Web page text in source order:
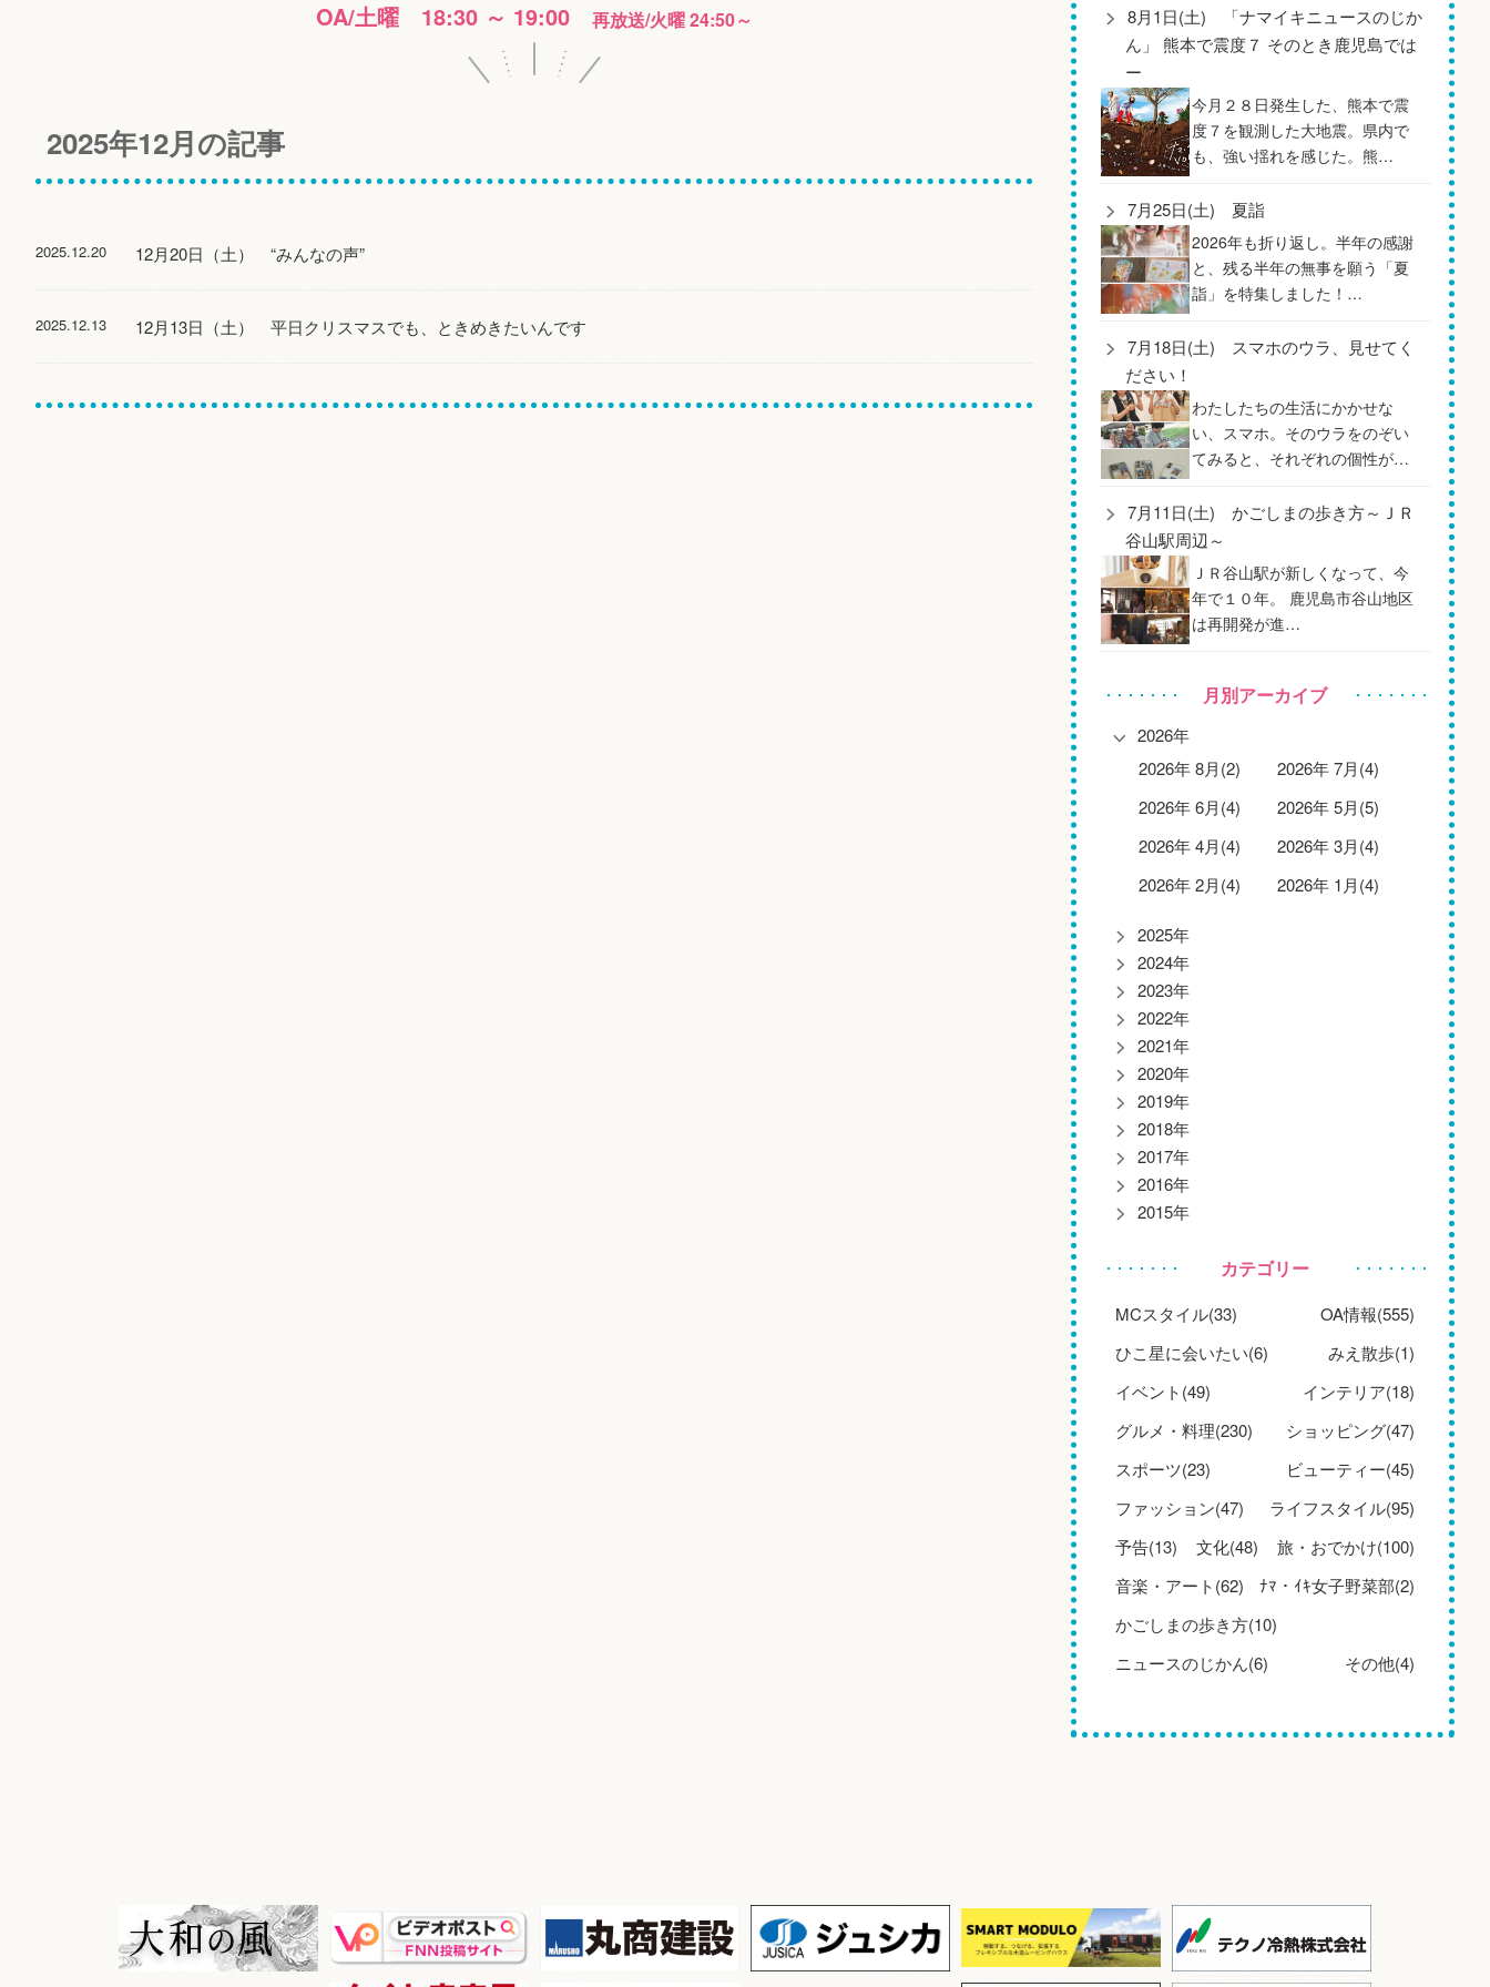
OA/土曜 18:30 ～ 19:00 再放送/火曜 24:50～
2025年12月の記事
2025.12.20 12月20日（土） “みんなの声”
2025.12.13 12月13日（土） 平日クリスマスでも、ときめきたいんです
8月1日(土) 「ナマイキニュースのじか
ん」 熊本で震度７ そのとき鹿児島では
ー
今月２８日発生した、熊本で震
度７を観測した大地震。県内で
も、強い揺れを感じた。熊…
7月25日(土) 夏詣
2026年も折り返し。半年の感謝
と、残る半年の無事を願う「夏
詣」を特集しました！…
7月18日(土) スマホのウラ、見せてく
ださい！
わたしたちの生活にかかせな
い、スマホ。そのウラをのぞい
てみると、それぞれの個性が…
7月11日(土) かごしまの歩き方～ＪＲ
谷山駅周辺～
ＪＲ谷山駅が新しくなって、今
年で１０年。 鹿児島市谷山地区
は再開発が進…
月別アーカイブ
2026年
2026年 8月(2)
2026年 7月(4)
2026年 6月(4)
2026年 5月(5)
2026年 4月(4)
2026年 3月(4)
2026年 2月(4)
2026年 1月(4)
2025年
2024年
2023年
2022年
2021年
2020年
2019年
2018年
2017年
2016年
2015年
カテゴリー
MCスタイル(33)
OA情報(555)
ひこ星に会いたい(6)
みえ散歩(1)
イベント(49)
インテリア(18)
グルメ・料理(230)
ショッピング(47)
スポーツ(23)
ビューティー(45)
ファッション(47)
ライフスタイル(95)
予告(13)
文化(48)
旅・おでかけ(100)
音楽・アート(62)
ﾅﾏ・ｲｷ女子野菜部(2)
かごしまの歩き方(10)
ニュースのじかん(6)
その他(4)